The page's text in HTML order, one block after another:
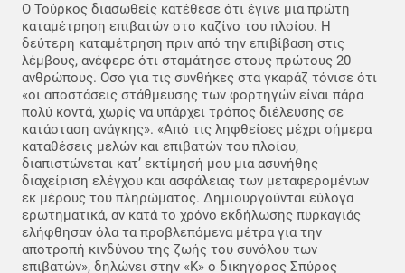
Ο Τούρκος διασωθείς κατέθεσε ότι έγινε μια πρώτη
καταμέτρηση επιβατών στο καζίνο του πλοίου. Η
δεύτερη καταμέτρηση πριν από την επιβίβαση στις
λέμβους, ανέφερε ότι σταμάτησε στους πρώτους 20
ανθρώπους. Οσο για τις συνθήκες στα γκαράζ τόνισε ότι
«οι αποστάσεις στάθμευσης των φορτηγών είναι πάρα
πολύ κοντά, χωρίς να υπάρχει τρόπος διέλευσης σε
κατάσταση ανάγκης». «Από τις ληφθείσες μέχρι σήμερα
καταθέσεις μελών και επιβατών του πλοίου,
διαπιστώνεται κατ’ εκτίμησή μου μια ασυνήθης
διαχείριση ελέγχου και ασφάλειας των μεταφερομένων
εκ μέρους του πληρώματος. Δημιουργούνται εύλογα
ερωτηματικά, αν κατά το χρόνο εκδήλωσης πυρκαγιάς
ελήφθησαν όλα τα προβλεπόμενα μέτρα για την
αποτροπή κινδύνου της ζωής του συνόλου των
επιβατών», δηλώνει στην «Κ» ο δικηγόρος Σπύρος